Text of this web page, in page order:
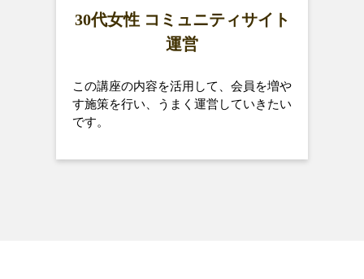
30代女性 コミュニティサイト
運営
この講座の内容を活用して、会員を増や
す施策を行い、うまく運営していきたい
です。